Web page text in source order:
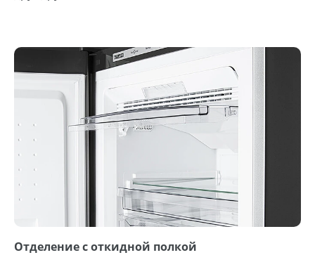
Отделение с откидной полкой